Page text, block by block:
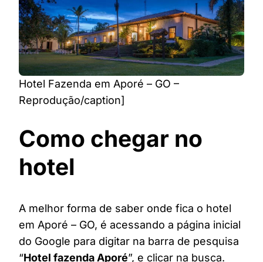
Hotel Fazenda em Aporé – GO –
Reprodução/caption]
Como chegar no
hotel
A melhor forma de saber onde fica o hotel
em Aporé – GO, é acessando a página inicial
do Google para digitar na barra de pesquisa
“Hotel fazenda Aporé”, e clicar na busca.